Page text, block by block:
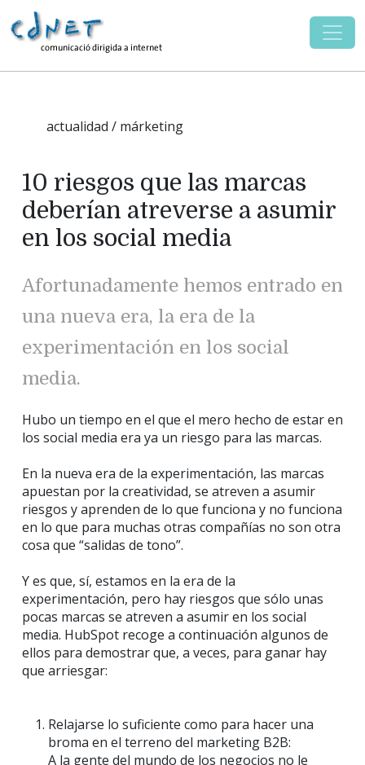
actualidad / márketing
10 riesgos que las marcas
deberían atreverse a asumir
en los social media
Afortunadamente hemos entrado en
una nueva era, la era de la
experimentación en los social
media.
Hubo un tiempo en el que el mero hecho de estar en
los social media era ya un riesgo para las marcas.
En la nueva era de la experimentación, las marcas
apuestan por la creatividad, se atreven a asumir
riesgos y aprenden de lo que funciona y no funciona
en lo que para muchas otras compañías no son otra
cosa que “salidas de tono”.
Y es que, sí, estamos en la era de la
experimentación, pero hay riesgos que sólo unas
pocas marcas se atreven a asumir en los social
media. HubSpot recoge a continuación algunos de
ellos para demostrar que, a veces, para ganar hay
que arriesgar:
Relajarse lo suficiente como para hacer una
broma en el terreno del marketing B2B:
A la gente del mundo de los negocios no le